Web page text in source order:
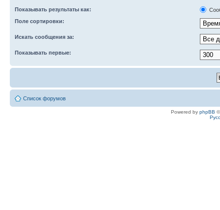
Показывать результаты как:
Поле сортировки:
Искать сообщения за:
Показывать первые:
Список форумов
Powered by phpBB